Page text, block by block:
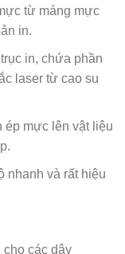
từ máng mực
in.
in, chứa phần
laser từ cao su
ép mực lên vật liệu
nhanh và rất hiệu
các dây